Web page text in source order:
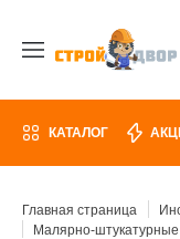
КАТАЛОГ
Главная страница
Малярно-